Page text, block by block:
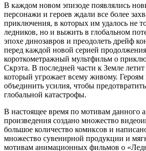
В каждом новом эпизоде появлялись
персонажи и героев ждали все более
приключения, в которых им удалось не
ледников, но и выжить в глобальном
эпохе динозавров и преодолеть дрейф
перед каждой новой серией
короткометражный мультфильм о
Скрэта. В последней части к Земле
который угрожает всему живому. Героям
объединить усилия, чтобы
глобальной катастрофы.
В настоящее время по мотивам данного
произведения создано множество
большое количество комиксов и
множество сувенирной продукции и
мотивам анимационных фильмов о